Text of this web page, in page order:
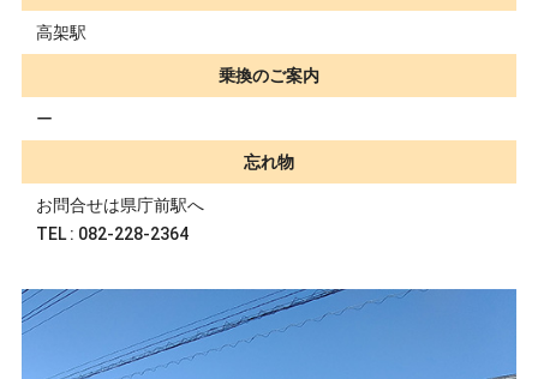
高架駅
乗換のご案内
ー
忘れ物
お問合せは県庁前駅へ
TEL : 082-228-2364